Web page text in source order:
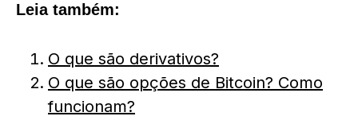
Leia também:
O que são derivativos?
O que são opções de Bitcoin? Como
funcionam?